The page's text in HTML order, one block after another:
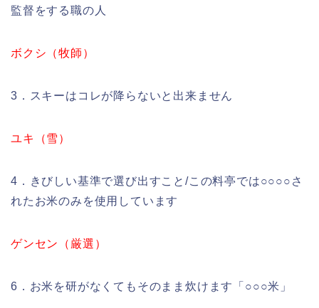
監督をする職の人
ボクシ（牧師）
3．スキーはコレが降らないと出来ません
ユキ（雪）
4．きびしい基準で選び出すこと/この料亭では○○○○さ
れたお米のみを使用しています
ゲンセン（厳選）
6．お米を研がなくてもそのまま炊けます「○○○米」